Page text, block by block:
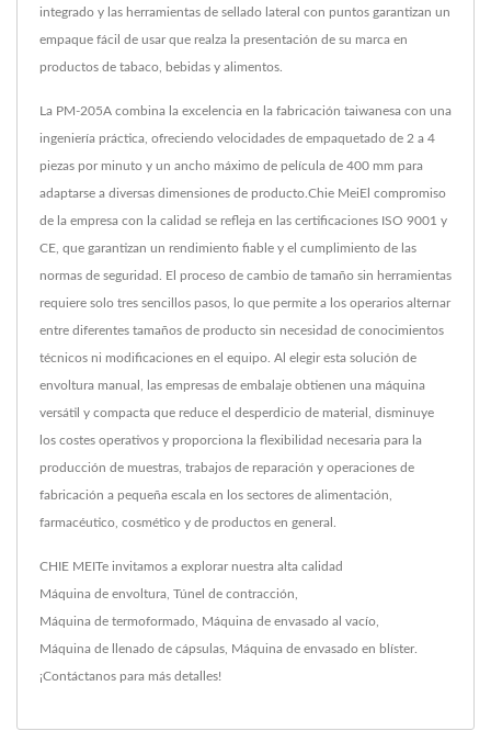
integrado y las herramientas de sellado lateral con puntos garantizan un
empaque fácil de usar que realza la presentación de su marca en
productos de tabaco, bebidas y alimentos.
La PM-205A combina la excelencia en la fabricación taiwanesa con una
ingeniería práctica, ofreciendo velocidades de empaquetado de 2 a 4
piezas por minuto y un ancho máximo de película de 400 mm para
adaptarse a diversas dimensiones de producto.Chie MeiEl compromiso
de la empresa con la calidad se refleja en las certificaciones ISO 9001 y
CE, que garantizan un rendimiento fiable y el cumplimiento de las
normas de seguridad. El proceso de cambio de tamaño sin herramientas
requiere solo tres sencillos pasos, lo que permite a los operarios alternar
entre diferentes tamaños de producto sin necesidad de conocimientos
técnicos ni modificaciones en el equipo. Al elegir esta solución de
envoltura manual, las empresas de embalaje obtienen una máquina
versátil y compacta que reduce el desperdicio de material, disminuye
los costes operativos y proporciona la flexibilidad necesaria para la
producción de muestras, trabajos de reparación y operaciones de
fabricación a pequeña escala en los sectores de alimentación,
farmacéutico, cosmético y de productos en general.
CHIE MEITe invitamos a explorar nuestra alta calidad
Máquina de envoltura Túnel de contracción
Máquina de termoformado Máquina de envasado al vacío
Máquina de llenado de cápsulas Máquina de envasado en blíster.
¡Contáctanos para más detalles!